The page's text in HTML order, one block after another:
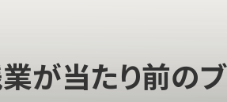
が当たり前のブ